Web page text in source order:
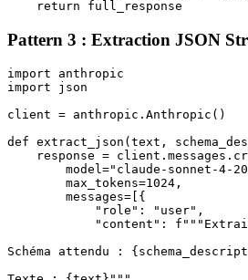
Pattern 3 : Extraction JSON
import anthropic
import json
client = anthropic.Anthropic()
def extract_json(text,
response =
model="claude-sonnet-4-
        max_tokens=1024,
        messages=[{
            "role": "user",
"content":
Schéma attendu :